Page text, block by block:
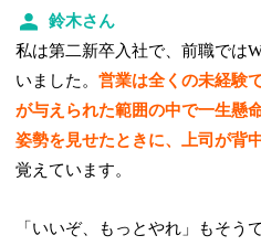
鈴木さん
私は第二新卒入社で、前職では
いました。営業は全くの未経験
が与えられた範囲の中で一生懸
姿勢を見せたときに、上司が背
覚えています。
「いいぞ、もっとやれ」もそう